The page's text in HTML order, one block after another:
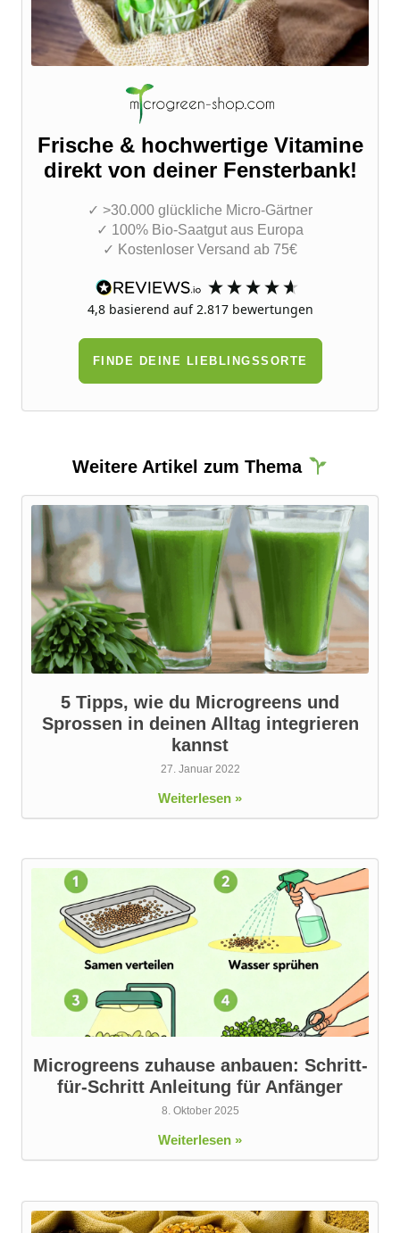
Frische & hochwertige Vitamine
direkt von deiner Fensterbank!
✓ >30.000 glückliche Micro-Gärtner
✓ 100% Bio-Saatgut aus Europa
✓ Kostenloser Versand ab 75€
4,8 basierend auf 2.817bewertungen
FINDE DEINE LIEBLINGSSORTE
Weitere Artikel zum Thema
5 Tipps, wie du Microgreens und
Sprossen in deinen Alltag integrieren
kannst
27. Januar 2022
Weiterlesen »
Microgreens zuhause anbauen: Schritt-
für-Schritt Anleitung für Anfänger
8. Oktober 2025
Weiterlesen »